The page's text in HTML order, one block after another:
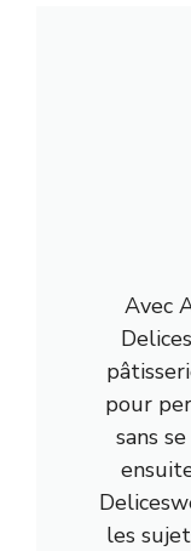
Avec
pour
sans
les